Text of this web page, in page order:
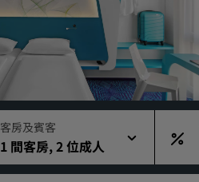
搜尋航班
用餐
搜尋餐廳
數位服務
客房及賓客
1 間客房, 2 位成人